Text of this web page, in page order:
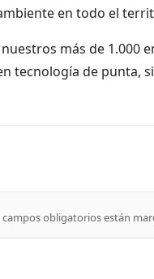
en todo el
más de 1.000
tecnología de punta,
campos obligatorios están